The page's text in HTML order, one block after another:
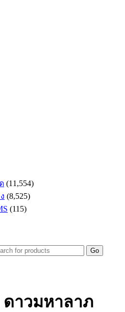
(11,554)
(8,525)
(115)
Go
าวมหาลาภ